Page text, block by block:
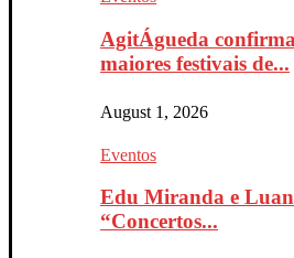
AgitÁgueda
maiores festivais de...
August 1, 2026
Eventos
Edu Miranda e
“Concertos...